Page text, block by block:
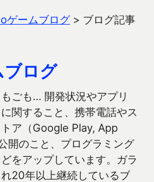
ゲームブログ> ブログ記事
ログ
ごも… 開発状況やアプリ
関すること、携帯電話やス
ア（Google Play, App
開のこと、プログラミング
をアップしています。ガラ
20年以上継続しているブ